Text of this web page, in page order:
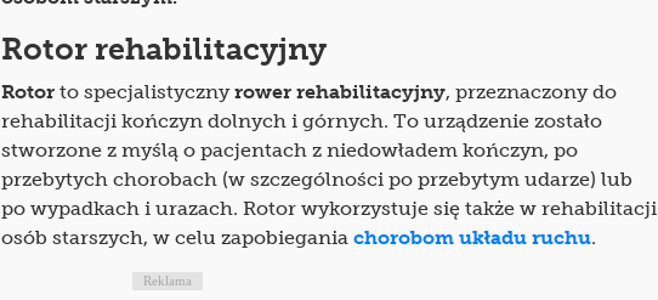
Rotor rehabilitacyjny
Rotor to specjalistycznyrower rehabilitacyjny, przeznaczony do
rehabilitacji kończyn dolnych i górnych. To urządzenie zostało
stworzone z myślą o pacjentach z niedowładem kończyn, po
przebytych chorobach (w szczególności po przebytym udarze) lub
po wypadkach i urazach. Rotor wykorzystuje się także w rehabilitacji
osób starszych, w celu zapobiegania chorobom układu ruchu.
Reklama